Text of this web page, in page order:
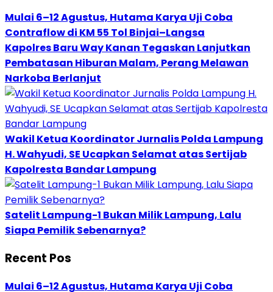
Mulai 6–12 Agustus, Hutama Karya Uji Coba
Contraflow di KM 55 Tol Binjai–Langsa
Kapolres Baru Way Kanan Tegaskan Lanjutkan
Pembatasan Hiburan Malam, Perang Melawan
Narkoba Berlanjut
Wakil Ketua Koordinator Jurnalis Polda Lampung
H. Wahyudi, SE Ucapkan Selamat atas Sertijab
Kapolresta Bandar Lampung
Satelit Lampung-1 Bukan Milik Lampung, Lalu
Siapa Pemilik Sebenarnya?
Recent Pos
Mulai 6–12 Agustus, Hutama Karya Uji Coba